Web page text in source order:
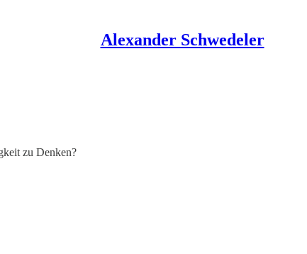
Alexander Schwedeler
zu Denken?